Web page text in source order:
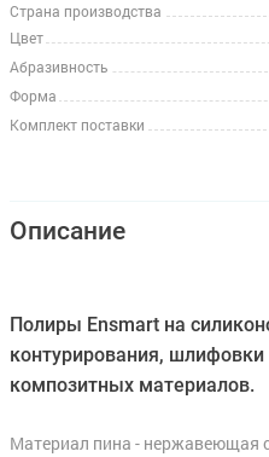
Страна производства
Цвет
Абразивность
Форма
Комплект поставки
Описание
Полиры Ensmart на
контурирования,
композитных материалов.
Материал пина - нержавеющая